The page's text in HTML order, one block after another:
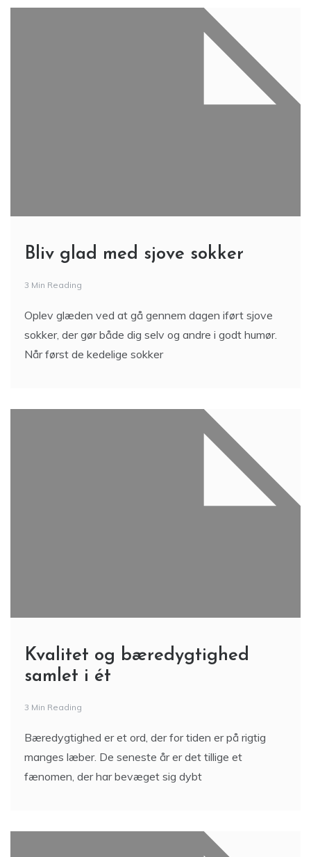
Bliv glad med sjove sokker
3 Min Reading
Oplev glæden ved at gå gennem dagen iført sjove
sokker, der gør både dig selv og andre i godt humør.
Når først de kedelige sokker
Kvalitet og bæredygtighed
samlet i ét
3 Min Reading
Bæredygtighed er et ord, der for tiden er på rigtig
manges læber. De seneste år er det tillige et
fænomen, der har bevæget sig dybt